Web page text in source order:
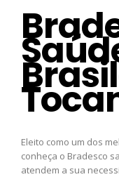
Eleito como um dos
conheça o Bradesco
atendem a sua